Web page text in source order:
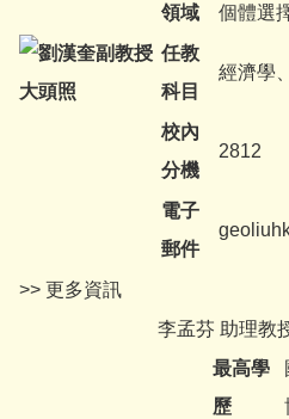
領域
個體選
任教
科目
經濟學
校內
分機
2812
電子
郵件
>> 更多資訊
李孟芬 助理教
最高學
歷